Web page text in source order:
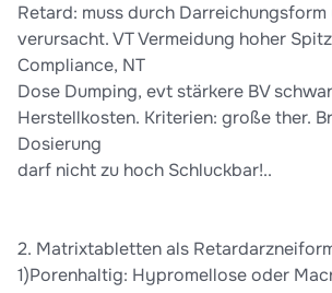
Retard: muss durch Darreichungsform
verursacht. VT Vermeidung hoher
Compliance, NT
Dose Dumping, evt stärkere BV
Herstellkosten. Kriterien: große ther.
Dosierung
darf nicht zu hoch Schluckbar!..
2. Matrixtabletten als
1)Porenhaltig: Hypromellose oder